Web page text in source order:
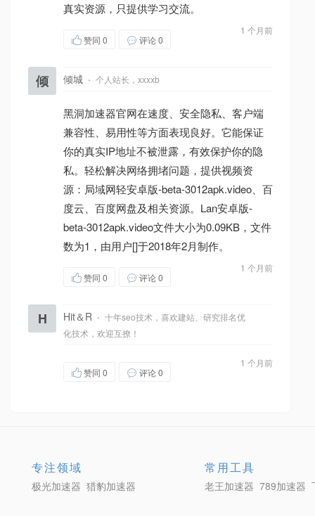
真实资源，只提供学习交流。
1 个月前
赞同 0 评论 0
倾 倾城 · 个人站长，xxxxb
黑洞加速器官网在速度、安全隐私、客户端
兼容性、易用性等方面表现良好。它能保证
你的真实IP地址不被泄露，有效保护你的隐
私。轻松解决网络拥堵问题，提供视频资
源：局域网轻安卓版-beta-3012apk.video、百
度云、百度网盘及相关资源。Lan安卓版-
beta-3012apk.video文件大小为0.09KB，文件
数为1，由用户[]于2018年2月制作。
1 个月前
赞同 0 评论 0
H Hit＆R · 十年seo技术，喜欢建站、研究排名优
化技术，欢迎互撩！
1 个月前
赞同 0 评论 0
专注领域
极光加速器 猎豹加速器
常用工具
老王加速器 789加速器